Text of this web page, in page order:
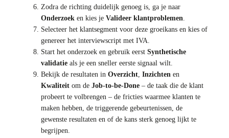
Zodra de richting duidelijk genoeg is, ga je naar
Onderzoek en kies je Valideer klantproblemen
Selecteer het klantsegment voor deze groeikans en kies of
genereer het interviewscript met IVA.
Start het onderzoek en gebruik eerst Synthetische
validatie als je een sneller eerste signaal wilt.
Bekijk de resultaten in Overzicht Inzichten en
Kwaliteit om de Job-to-be-Done – de taak die de klant
probeert te volbrengen – de fricties waarmee klanten te
maken hebben, de triggerende gebeurtenissen, de
gewenste resultaten en of de kans sterk genoeg lijkt te
begrijpen.